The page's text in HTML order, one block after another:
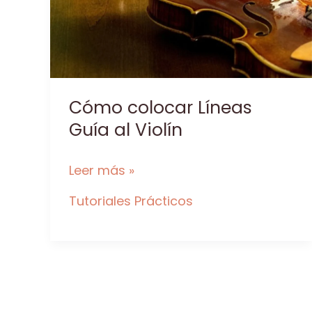
Cómo colocar Líneas
Guía al Violín
Cómo
Líneas
Leer más »
Tutoriales Prácticos